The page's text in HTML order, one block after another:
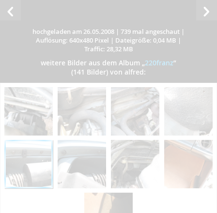
hochgeladen am 26.05.2008 | 739 mal angeschaut |
Auflösung: 640x480 Pixel | Dateigröße: 0,04 MB |
Traffic: 28,32 MB
weitere Bilder aus dem Album „220franz”
(141 Bilder) von alfred: